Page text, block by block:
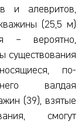
и алевритов,
(25,5 м)
– вероятно,
существования
по-
валдая
(39), взятые
смогут